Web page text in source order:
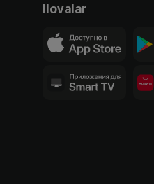
Ilovalar